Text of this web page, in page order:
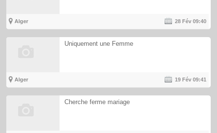
Alger 28 Fév09:40
Uniquement une Femme
Alger 19 Fév09:41
Cherche ferme mariage